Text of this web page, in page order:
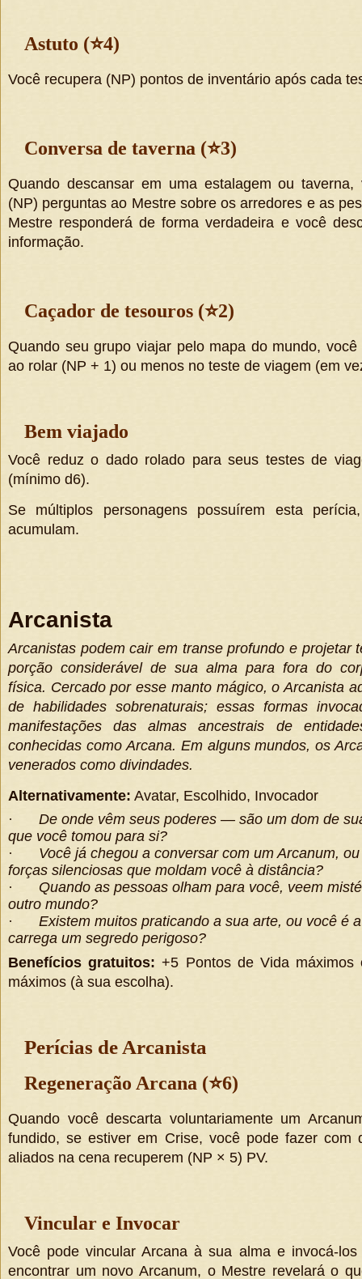
Astuto (⭐4)
Você recupera (NP) pontos de inventário após cada
Conversa de taverna (⭐3)
Quando descansar em uma estalagem ou
(NP) perguntas ao Mestre sobre os arredores e as
Mestre responderá de forma verdadeira e você
informação.
Caçador de tesouros (⭐2)
Quando seu grupo viajar pelo mapa do mundo,
ao rolar (NP + 1) ou menos no teste de viagem (em
Bem viajado
Você reduz o dado rolado para seus testes de
(mínimo d6).
Se múltiplos personagens possuírem esta
acumulam.
Arcanista
Arcanistas podem cair em transe profundo e projetar
porção considerável de sua alma para fora do
física. Cercado por esse manto mágico, o Arcanista
de habilidades sobrenaturais; essas formas
manifestações das almas ancestrais de
conhecidas como Arcana. Em alguns mundos, os
venerados como divindades.
Alternativamente: Avatar, Escolhido, Invocador
·
De onde vêm seus poderes — são um dom de
que você tomou para si?
·
Você já chegou a conversar com um Arcanum,
forças silenciosas que moldam você à distância?
·
Quando as pessoas olham para você, veem
outro mundo?
·
Existem muitos praticando a sua arte, ou você é
carrega um segredo perigoso?
Benefícios gratuitos: +5 Pontos de Vida máximos
máximos (à sua escolha).
Perícias de Arcanista
Regeneração Arcana (⭐6)
Quando você descarta voluntariamente um
fundido, se estiver em Crise, você pode fazer com
aliados na cena recuperem (NP × 5) PV.
Vincular e Invocar
Você pode vincular Arcana à sua alma e invocá-
encontrar um novo Arcanum, o Mestre revelará o